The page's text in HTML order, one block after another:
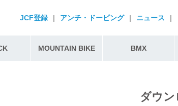
JCF登録 | アンチ・ドーピング | ニュース |
MOUNTAIN BIKE BMX
ダウン